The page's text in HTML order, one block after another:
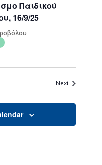
Παιδικού
16/9/25
NextEvents